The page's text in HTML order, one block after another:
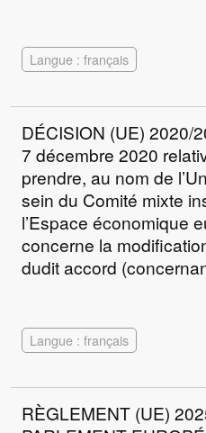
Langue : français
DÉCISION (UE) 2020/
7 décembre 2020
prendre, au nom de
sein du Comité mixte
l’Espace économique
concerne la
dudit accord
Langue : français
RÈGLEMENT (UE)